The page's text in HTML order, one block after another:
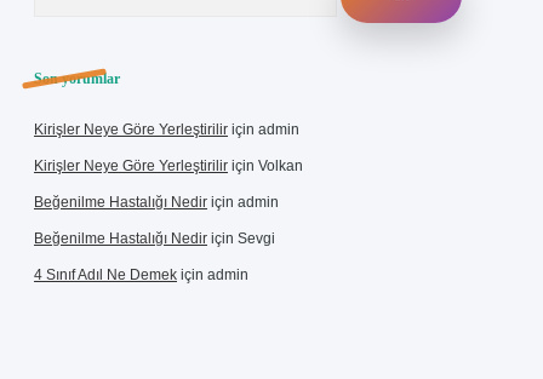
Son yorumlar
Kirişler Neye Göre Yerleştirilir için admin
Kirişler Neye Göre Yerleştirilir için Volkan
Beğenilme Hastalığı Nedir için admin
Beğenilme Hastalığı Nedir için Sevgi
4 Sınıf Adıl Ne Demek için admin